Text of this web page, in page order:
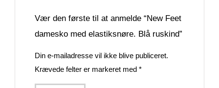
Vær den første til at anmelde “New Feet
damesko med elastiksnøre. Blå ruskind”
Din e-mailadresse vil ikke blive publiceret.
Krævede felter er markeret med *